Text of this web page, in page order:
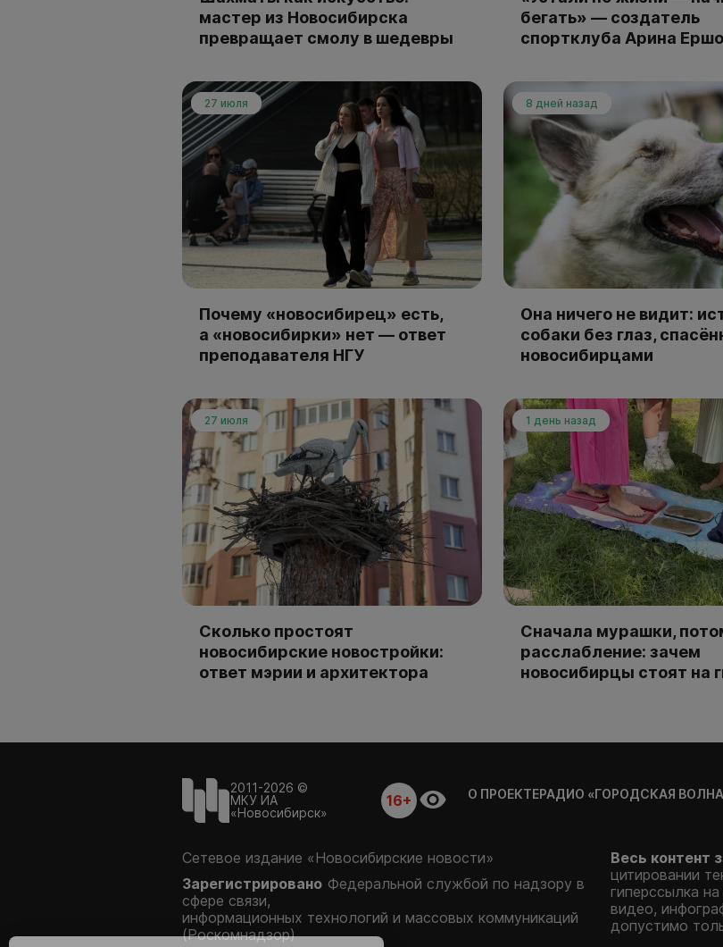
мастер из Новосибирска
превращает смолу в шедевры
бегать» — создатель
спортклуба Арина
27 июля
Почему «новосибирец» есть,
а «новосибирки» нет — ответ
преподавателя НГУ
8 дней назад
Она ничего не видит:
собаки без глаз,
новосибирцами
27 июля
Сколько простоят
новосибирские новостройки:
ответ мэрии и архитектора
1 день назад
Сначала мурашки,
расслабление: зачем
новосибирцы стоят на
2011-2026 ©
МКУ ИА
«Новосибирск»
16+ О ПРОЕКТЕРАДИО «ГОРОДСКАЯ
Сетевое издание «Новосибирские новости»
Зарегистрировано Федеральной службой по надзору в
сфере связи,
информационных технологий и массовых коммуникаций
(Роскомнадзор)
Весь контент
цитировании
гиперссылка
видео,
допустимо